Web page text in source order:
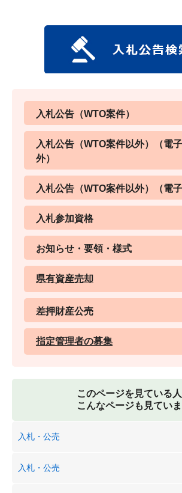
入札公告（WTO案件）
入札公告（WTO案件以外）（電
外）
入札公告（WTO案件以外）（電子
入札参加資格
お知らせ・要領・様式
県有資産売却
差押財産公売
指定管理者の募集
このページを見ている
こんなページも見てい
入札・公売
入札・公売